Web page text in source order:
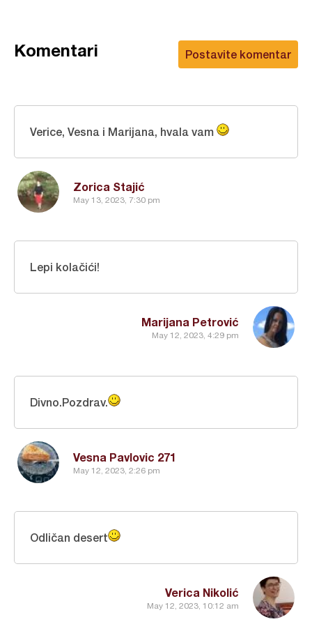
Postavite komentar
Komentari
Zorica Stajić
May 13, 2023, 7:30 pm
Verice, Vesna i Marijana, hvala vam
Marijana Petrović
May 12, 2023, 4:29 pm
Lepi kolačići!
Vesna Pavlovic 271
May 12, 2023, 2:26 pm
Divno.Pozdrav.
Verica Nikolić
May 12, 2023, 10:12 am
Odličan desert